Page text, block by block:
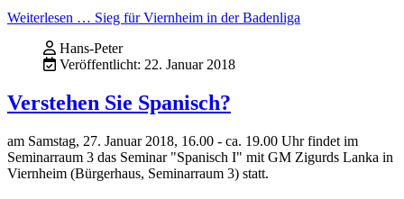
Weiterlesen … Sieg für Viernheim in der Badenliga
Hans-Peter
Veröffentlicht: 22. Januar 2018
Verstehen Sie Spanisch?
am Samstag, 27. Januar 2018, 16.00 - ca. 19.00 Uhr findet im
Seminarraum 3 das Seminar "Spanisch I" mit GM Zigurds Lanka in
Viernheim (Bürgerhaus, Seminarraum 3) statt.